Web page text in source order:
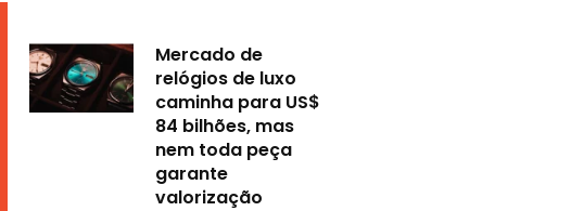
Mercado de
relógios de luxo
caminha para US$
84 bilhões, mas
nem toda peça
garante
valorização